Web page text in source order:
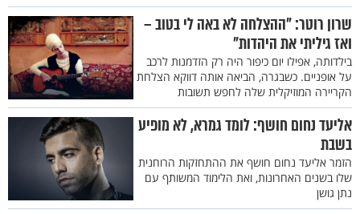
שרון רוטר: "ההצלחה לא באה לי בטוב –
ואז גיליתי את היהדות"
בילדותה, אפילו יום כיפור היה רק הזדמנות לרכב
על אופניים. כשבגרה, הביאה אותה דווקא הצלחת
הקריירה המוזיקלית שלה לחפש תשובות
אליעד נחום חושף: לומד גמרא, לא מופיע
בשבת
הזמר אליעד נחום חושף את ההתחזקות הרוחנית
שלו בשנים האחרונות, ואת הלימוד המשותף עם
נתן גושן